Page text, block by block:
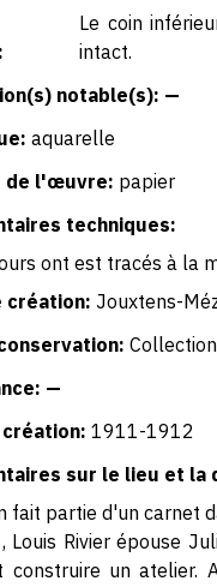
Le coin
intact.
notable(s): —
aquarelle
de l'œuvre: papier
techniques:
ont est tracés à la
création: Jouxtens-
—
1911-1912
sur le lieu et la
fait partie d'un carnet
Louis Rivier épouse
construire un atelier.